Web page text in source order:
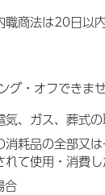
商法は20日以内
グ・オフできませ
、ガス、葬式
耗品の全部又
て使用・消費し
合